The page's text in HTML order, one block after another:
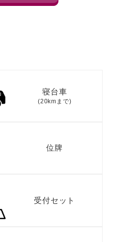
寝台車
(20kmまで)
位牌
受付セット